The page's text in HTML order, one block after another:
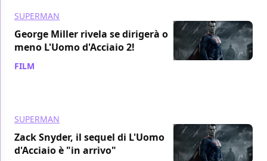
SUPERMAN
George Miller rivela se dirigerà o
meno L'Uomo d'Acciaio 2!
FILM
SUPERMAN
Zack Snyder, il sequel di L'Uomo
d'Acciaio è "in arrivo"